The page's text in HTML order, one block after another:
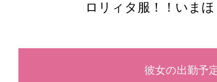
ロリィタ服！！いま
彼女の出勤予